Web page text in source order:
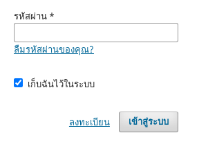
รหัสผ่าน *
ลืมรหัสผ่านของคุณ?
เก็บฉันไว้ในระบบ
เข้าสู่ระบบ
ลงทะเบียน